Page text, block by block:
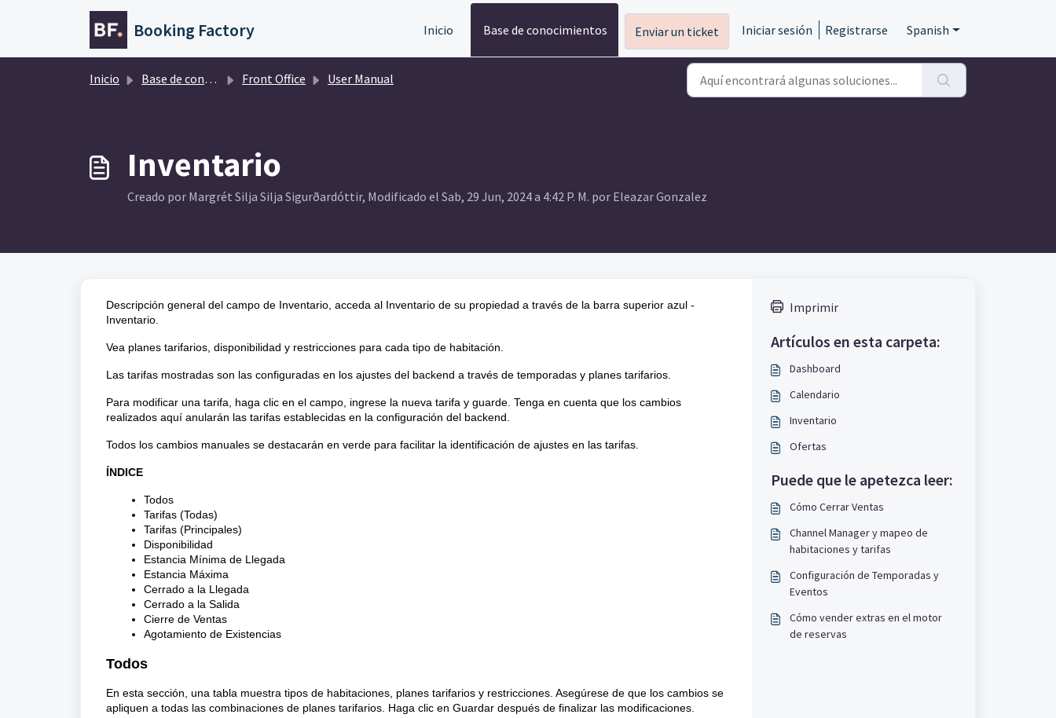
Saltar al contenido principal
Booking Factory Inicio Base de conocimientos Enviar un ticket Iniciar sesión Registrarse Spanish
Inicio Base de conocimientos Front Office User Manual
Inventario
Creado por Margrét Silja Silja Sigurðardóttir, Modificado el Sab, 29 Jun, 2024 a 4:42 P. M. por Eleazar Gonzalez
Descripción general del campo de Inventario, acceda al Inventario de su propiedad a través de la barra superior azul -
Inventario.
Vea planes tarifarios, disponibilidad y restricciones para cada tipo de habitación.
Las tarifas mostradas son las configuradas en los ajustes del backend a través de temporadas y planes tarifarios.
Para modificar una tarifa, haga clic en el campo, ingrese la nueva tarifa y guarde. Tenga en cuenta que los cambios
realizados aquí anularán las tarifas establecidas en la configuración del backend.
Todos los cambios manuales se destacarán en verde para facilitar la identificación de ajustes en las tarifas.
ÍNDICE
Todos
Tarifas (Todas)
Tarifas (Principales)
Disponibilidad
Estancia Mínima de Llegada
Estancia Máxima
Cerrado a la Llegada
Cerrado a la Salida
Cierre de Ventas
Agotamiento de Existencias
Todos
En esta sección, una tabla muestra tipos de habitaciones, planes tarifarios y restricciones. Asegúrese de que los cambios se
apliquen a todas las combinaciones de planes tarifarios. Haga clic en Guardar después de finalizar las modificaciones.
Imprimir
Artículos en esta carpeta:
Dashboard
Calendario
Inventario
Ofertas
Puede que le apetezca leer:
Cómo Cerrar Ventas
Channel Manager y mapeo de
habitaciones y tarifas
Configuración de Temporadas y
Eventos
Cómo vender extras en el motor
de reservas